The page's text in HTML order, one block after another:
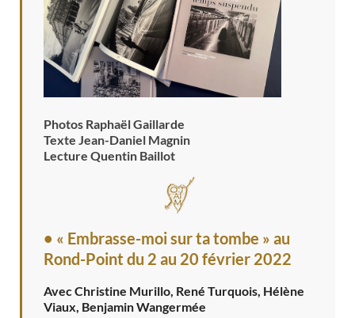
Photos Raphaël Gaillarde
Texte Jean-Daniel Magnin
Lecture Quentin Baillot
• « Embrasse-moi sur ta tombe » au
Rond-Point du 2 au 20 février 2022
Avec Christine Murillo, René Turquois, Hélène
Viaux, Benjamin Wangermée